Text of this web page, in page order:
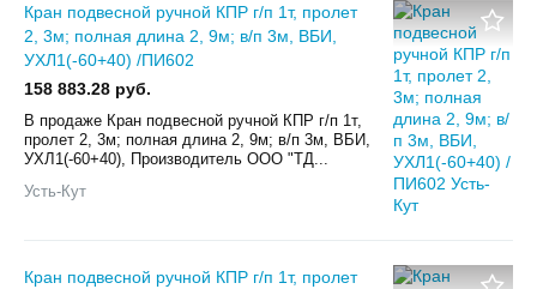
Кран подвесной ручной КПР г/п 1т, пролет
2, 3м; полная длина 2, 9м; в/п 3м, ВБИ,
УХЛ1(-60+40) /ПИ602
158 883.28 руб.
В продаже Кран подвесной ручной КПР г/п 1т,
пролет 2, 3м; полная длина 2, 9м; в/п 3м, ВБИ,
УХЛ1(-60+40), Производитель ООО "ТД...
Усть-Кут
Кран подвесной ручной КПР г/п 1т, пролет